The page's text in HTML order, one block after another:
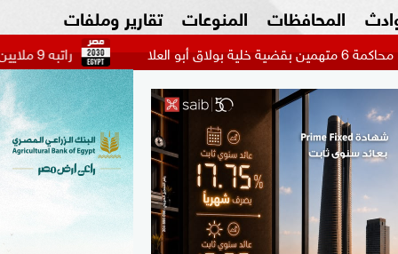
شكاوي المواطن
المحافظات المنوعات
السياحة في مصر
التكنولوجيا
المرأة والأسرة
السيارات
تقارير وملفات
راتبه 9 ملايين دولار.. بيراميدز يتحرك لضم مهاجم الاتحاد السعودي...